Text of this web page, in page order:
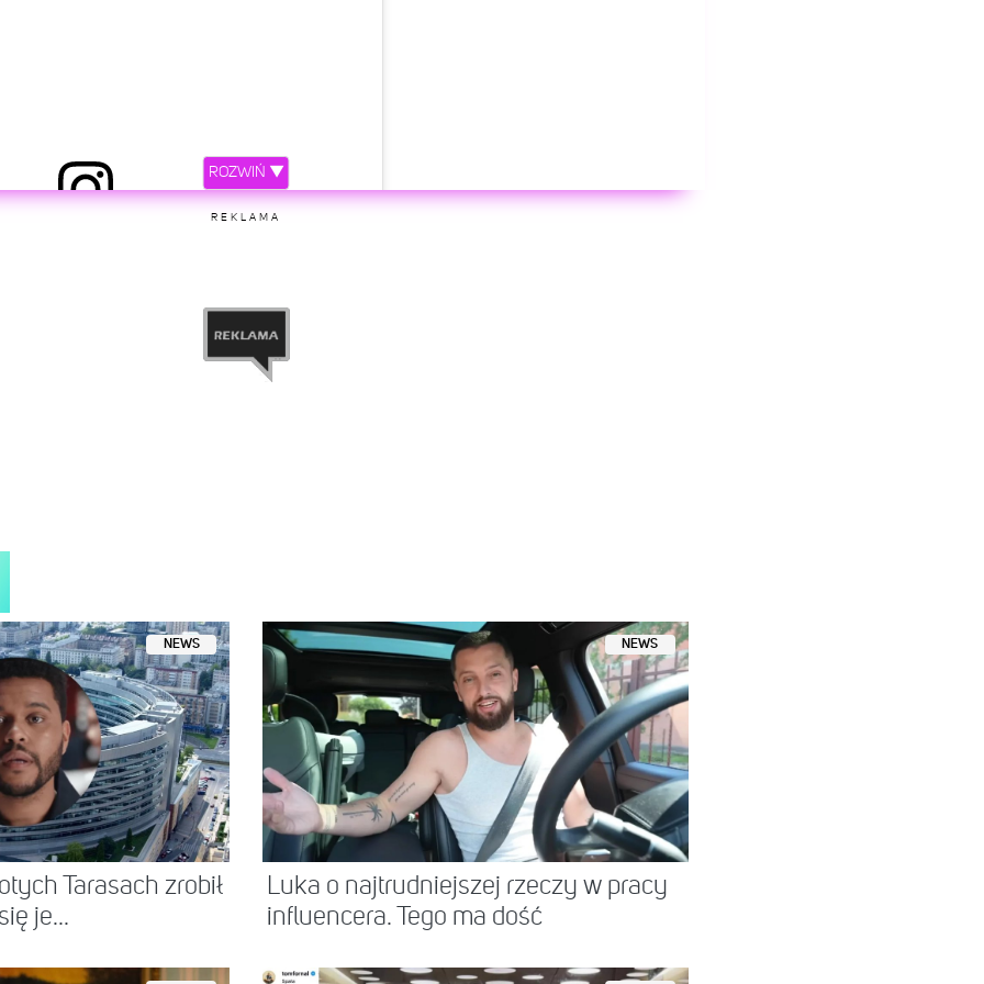
przez Selena Gomez (@selenagomez)
ROZWIŃ ▼
REKLAMA
NEWS
Tarasach zrobił
je...
NEWS
Luka o najtrudniejszej rzeczy w pracy
influencera. Tego ma dość